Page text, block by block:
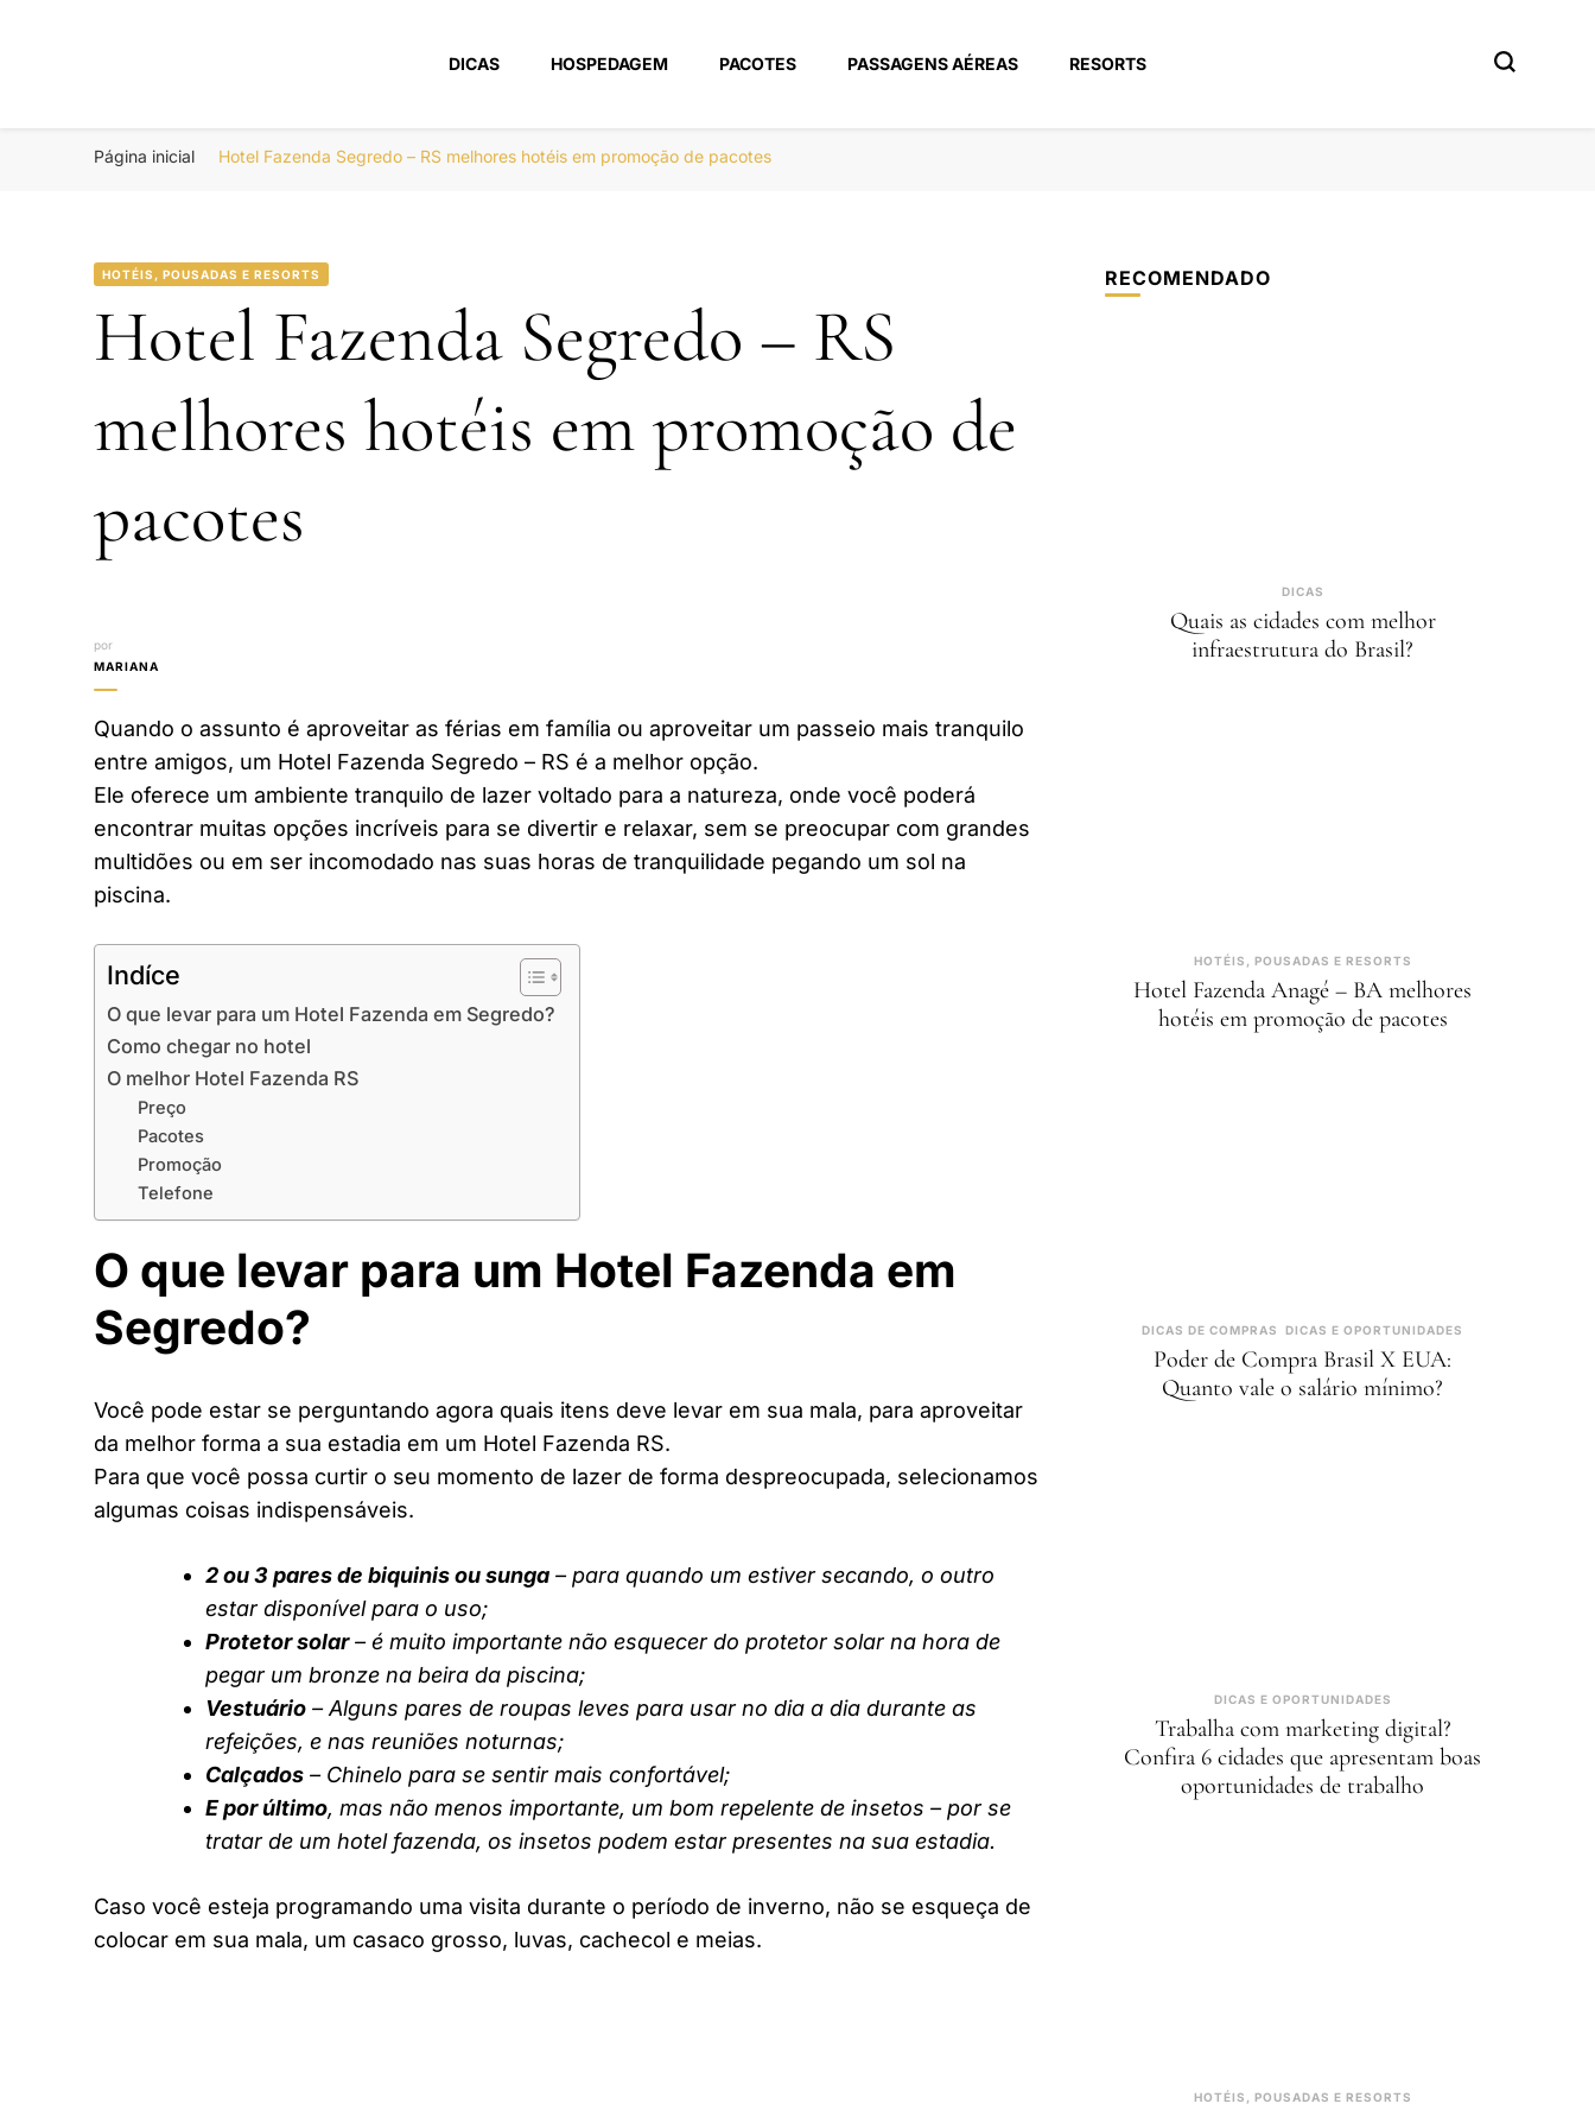
Portal Boa Viagem
DICAS HOSPEDAGEM PACOTES PASSAGENS AÉREAS RESORTS
Página inicial Hotel Fazenda Segredo – RS melhores hotéis em promoção de pacotes
HOTÉIS, POUSADAS E RESORTS
Hotel Fazenda Segredo – RS
melhores hotéis em promoção de
pacotes
por
MARIANA
Quando o assunto é aproveitar as férias em família ou aproveitar um passeio mais tranquilo
entre amigos, um Hotel Fazenda Segredo – RS é a melhor opção.
Ele oferece um ambiente tranquilo de lazer voltado para a natureza, onde você poderá
encontrar muitas opções incríveis para se divertir e relaxar, sem se preocupar com grandes
multidões ou em ser incomodado nas suas horas de tranquilidade pegando um sol na
piscina.
Indíce
O que levar para um Hotel Fazenda em Segredo?
Como chegar no hotel
O melhor Hotel Fazenda RS
Preço
Pacotes
Promoção
Telefone
O que levar para um Hotel Fazenda em
Segredo?
Você pode estar se perguntando agora quais itens deve levar em sua mala, para aproveitar
da melhor forma a sua estadia em um Hotel Fazenda RS.
Para que você possa curtir o seu momento de lazer de forma despreocupada, selecionamos
algumas coisas indispensáveis.
2 ou 3 pares de biquinis ou sunga – para quando um estiver secando, o outro
estar disponível para o uso;
Protetor solar– é muito importante não esquecer do protetor solar na hora de
pegar um bronze na beira da piscina;
Vestuário – Alguns pares de roupas leves para usar no dia a dia durante as
refeições, e nas reuniões noturnas;
Calçados – Chinelo para se sentir mais confortável;
E por último, mas não menos importante, um bom repelente de insetos – por se
tratar de um hotel fazenda, os insetos podem estar presentes na sua estadia.
Caso você esteja programando uma visita durante o período de inverno, não se esqueça de
colocar em sua mala, um casaco grosso, luvas, cachecol e meias.
RECOMENDADO
DICAS
Quais as cidades com melhor
infraestrutura do Brasil?
HOTÉIS, POUSADAS E RESORTS
Hotel Fazenda Anagé – BA melhores
hotéis em promoção de pacotes
DICAS DE COMPRAS DICAS E OPORTUNIDADES
Poder de Compra Brasil X EUA:
Quanto vale o salário mínimo?
DICAS E OPORTUNIDADES
Trabalha com marketing digital?
Confira 6 cidades que apresentam boas
oportunidades de trabalho
HOTÉIS, POUSADAS E RESORTS